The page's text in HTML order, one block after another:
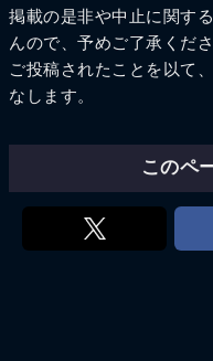
掲載の是非や中止に関す
んので、予めご了承くださ
ご投稿されたことを以て
なします。
このペ